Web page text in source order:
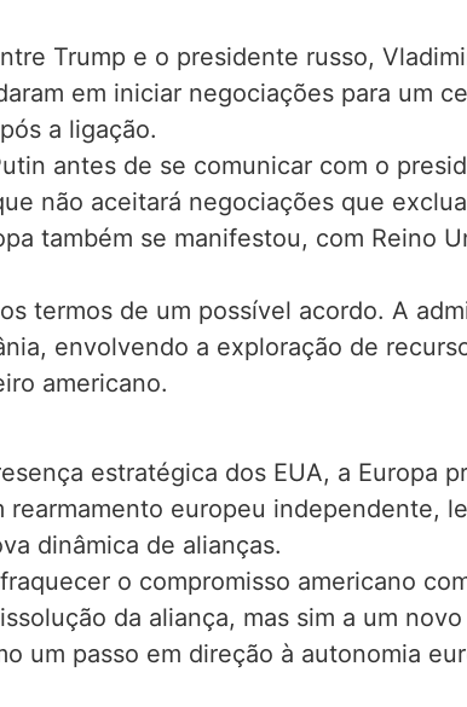
Trump e o presidente russo,
em iniciar negociações para um
a ligação.
antes de se comunicar com o
não aceitará negociações que
também se manifestou, com Reino
termos de um possível acordo. A
envolvendo a exploração de
americano.
estratégica dos EUA, a Europa
europeu independente,
dinâmica de alianças.
o compromisso americano
da aliança, mas sim a um
um passo em direção à autonomia